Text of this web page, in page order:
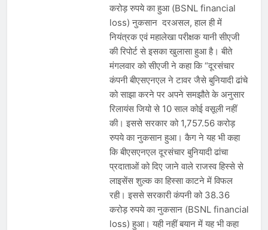
करोड़ रुपये का हुआ (BSNL financial
loss) नुकसान दरअसल, हाल ही में
नियंत्रक एवं महालेखा परीक्षक यानी सीएजी
की रिपोर्ट से इसका खुलासा हुआ है। बीते
मंगलवार को सीएजी ने कहा कि “दूरसंचार
कंपनी बीएसएनएल ने टावर जैसे बुनियादी ढांचे
को साझा करने पर अपने समझौते के अनुसार
रिलायंस जियो से 10 साल कोई वसूली नहीं
की। इससे सरकार को 1,757.56 करोड़
रुपये का नुकसान हुआ। कैग ने यह भी कहा
कि बीएसएनएल दूरसंचार बुनियादी ढांचा
प्रदाताओं को दिए जाने वाले राजस्व हिस्से से
लाइसेंस शुल्क का हिस्सा काटने में विफल
रही। इससे सरकारी कंपनी को 38.36
करोड़ रुपये का नुकसान (BSNL financial
loss) हुआ। यही नहीं बयान में यह भी कहा